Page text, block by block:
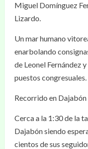
Miguel Domínguez
Lizardo.
Un mar humano
enarbolando
de Leonel Fernández
puestos congresuales.
Recorrido en Dajabón
Cerca a la 1:30 de la
Dajabón siendo
cientos de sus